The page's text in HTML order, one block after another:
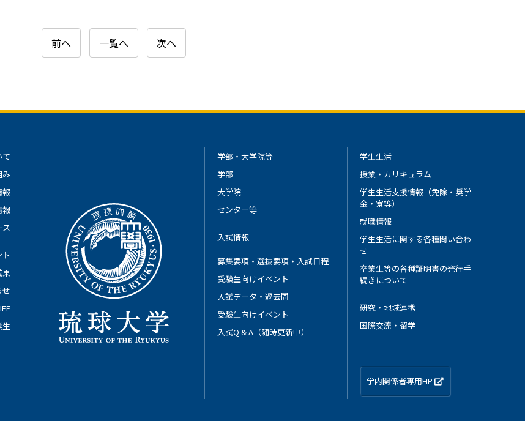
前へ 一覧へ 次へ
て
み
報
報
ス
果
せ
生
学部・大学院等
学部
大学院
センター等
入試情報
募集要項・選抜要項・入試日程
受験生向けイベント
入試データ・過去問
受験生向けイベント
入試Q & A（随時更新中）
学生生活
授業・カリキュラム
学生生活支援情報（免除・奨学
金・寮等）
就職情報
学生生活に関する各種問い合わ
せ
卒業生等の各種証明書の発行手
続きについて
研究・地域連携
国際交流・留学
学内関係者専用HP